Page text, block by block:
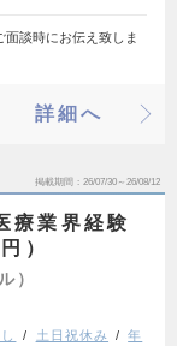
談時にお伝え致しま
詳細へ
掲載期間 26/07/30～26/08/12
療業界経験
）
）
土日祝休み
年